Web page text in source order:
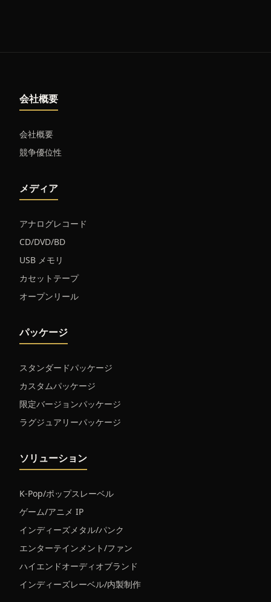
会社概要
会社概要
競争優位性
メディア
アナログレコード
CD/DVD/BD
USB メモリ
カセットテープ
オープンリール
パッケージ
スタンダードパッケージ
カスタムパッケージ
限定バージョンパッケージ
ラグジュアリーパッケージ
ソリューション
K-Pop/ポップスレーベル
ゲーム/アニメ IP
インディーズメタル/パンク
エンターテインメント/ファン
ハイエンドオーディオブランド
インディーズレーベル/内製制作